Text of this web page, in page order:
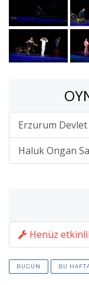
Erzurum
Haluk Ongan
Henüz
BUGÜN BU